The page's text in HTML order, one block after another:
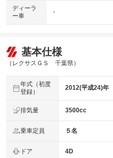
ディーラ
ー車
-
基本仕様
（レクサスＧＳ 千葉県）
年式（初度
登録）
2012(平成24)年
排気量 3500cc
乗車定員 ５名
ドア 4D